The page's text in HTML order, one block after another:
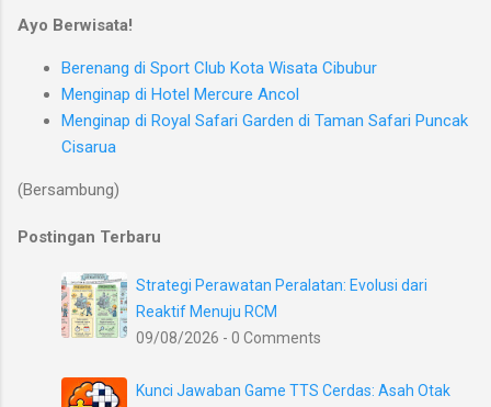
Ayo Berwisata!
Berenang di Sport Club Kota Wisata Cibubur
Menginap di Hotel Mercure Ancol
Menginap di Royal Safari Garden di Taman Safari Puncak
Cisarua
(Bersambung)
Postingan Terbaru
Strategi Perawatan Peralatan: Evolusi dari
Reaktif Menuju RCM
09/08/2026 - 0 Comments
Kunci Jawaban Game TTS Cerdas: Asah Otak